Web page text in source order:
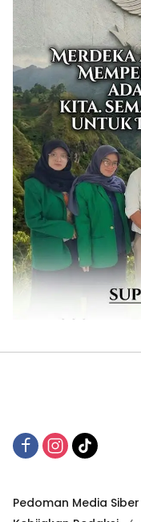
Pedoman Media Siber